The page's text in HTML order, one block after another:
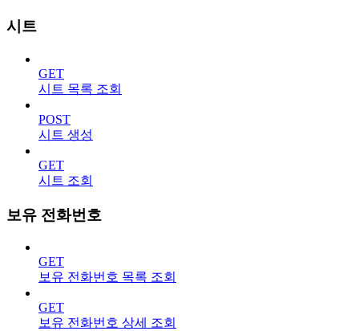
시트
GET
시트 목록 조회
POST
시트 생성
GET
시트 조회
보유 전화번호
GET
보유 전화번호 목록 조회
GET
보유 전화번호 상세 조회